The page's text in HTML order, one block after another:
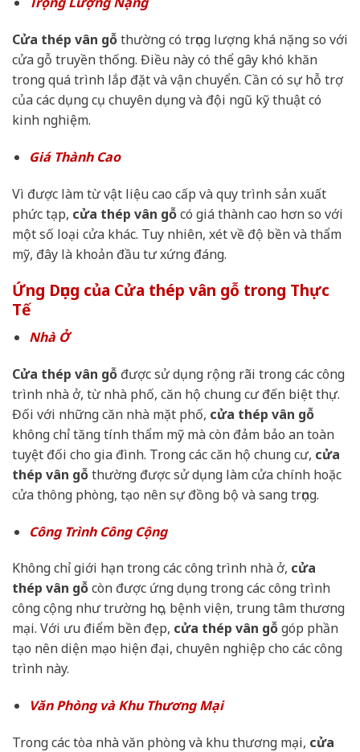
Cửa thép vân gỗthường có trọng lượng khá nặng so với
cửa gỗ truyền thống. Điều này có thể gây khó khăn
trong quá trình lắp đặt và vận chuyển. Cần có sự hỗ trợ
của các dụng cụ chuyên dụng và đội ngũ kỹ thuật có
kinh nghiệm.
Giá Thành Cao
Vì được làm từ vật liệu cao cấp và quy trình sản xuất
phức tạp, cửa thép vân gỗcó giá thành cao hơn so với
một số loại cửa khác. Tuy nhiên, xét về độ bền và thẩm
mỹ, đây là khoản đầu tư xứng đáng.
Ứng Dụng của Cửa thép vân gỗ trong Thực
Tế
Nhà Ở
Cửa thép vân gỗ được sử dụng rộng rãi trong các công
trình nhà ở, từ nhà phố, căn hộ chung cư đến biệt thự.
Đối với những căn nhà mặt phố, cửa thép vân gỗ
không chỉ tăng tính thẩm mỹ mà còn đảm bảo an toàn
tuyệt đối cho gia đình. Trong các căn hộ chung cư, cửa
thép vân gỗthường được sử dụng làm cửa chính hoặc
cửa thông phòng, tạo nên sự đồng bộ và sang trọng.
Công Trình Công Cộng
Không chỉ giới hạn trong các công trình nhà ở, cửa
thép vân gỗcòn được ứng dụng trong các công trình
công cộng như trường học, bệnh viện, trung tâm thương
mại. Với ưu điểm bền đẹp, cửa thép vân gỗgóp phần
tạo nên diện mạo hiện đại, chuyên nghiệp cho các công
trình này.
Văn Phòng và Khu Thương Mại
Trong các tòa nhà văn phòng và khu thương mại, cửa